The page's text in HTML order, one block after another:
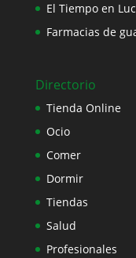
El Tiempo en
Farmacias de
Directorio
Tienda Online
Ocio
Comer
Dormir
Tiendas
Salud
Profesionales